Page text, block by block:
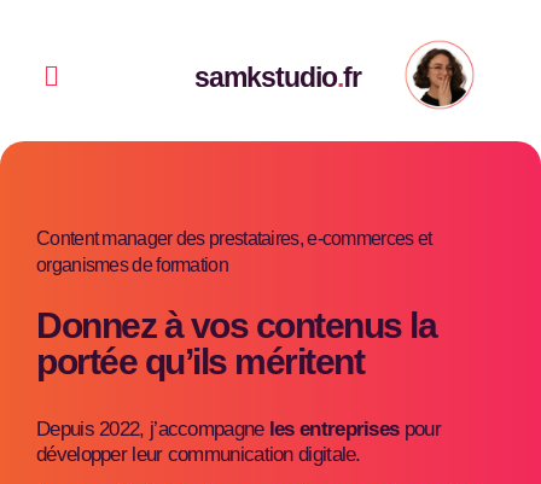
samkstudio.fr
Menu
Content manager des prestataires,e-commerces et
organismes de formation
Donnez à vos contenus la
portée qu’ils méritent
Depuis 2022, j’accompagne les entreprisespour
développer leur communication digitale.